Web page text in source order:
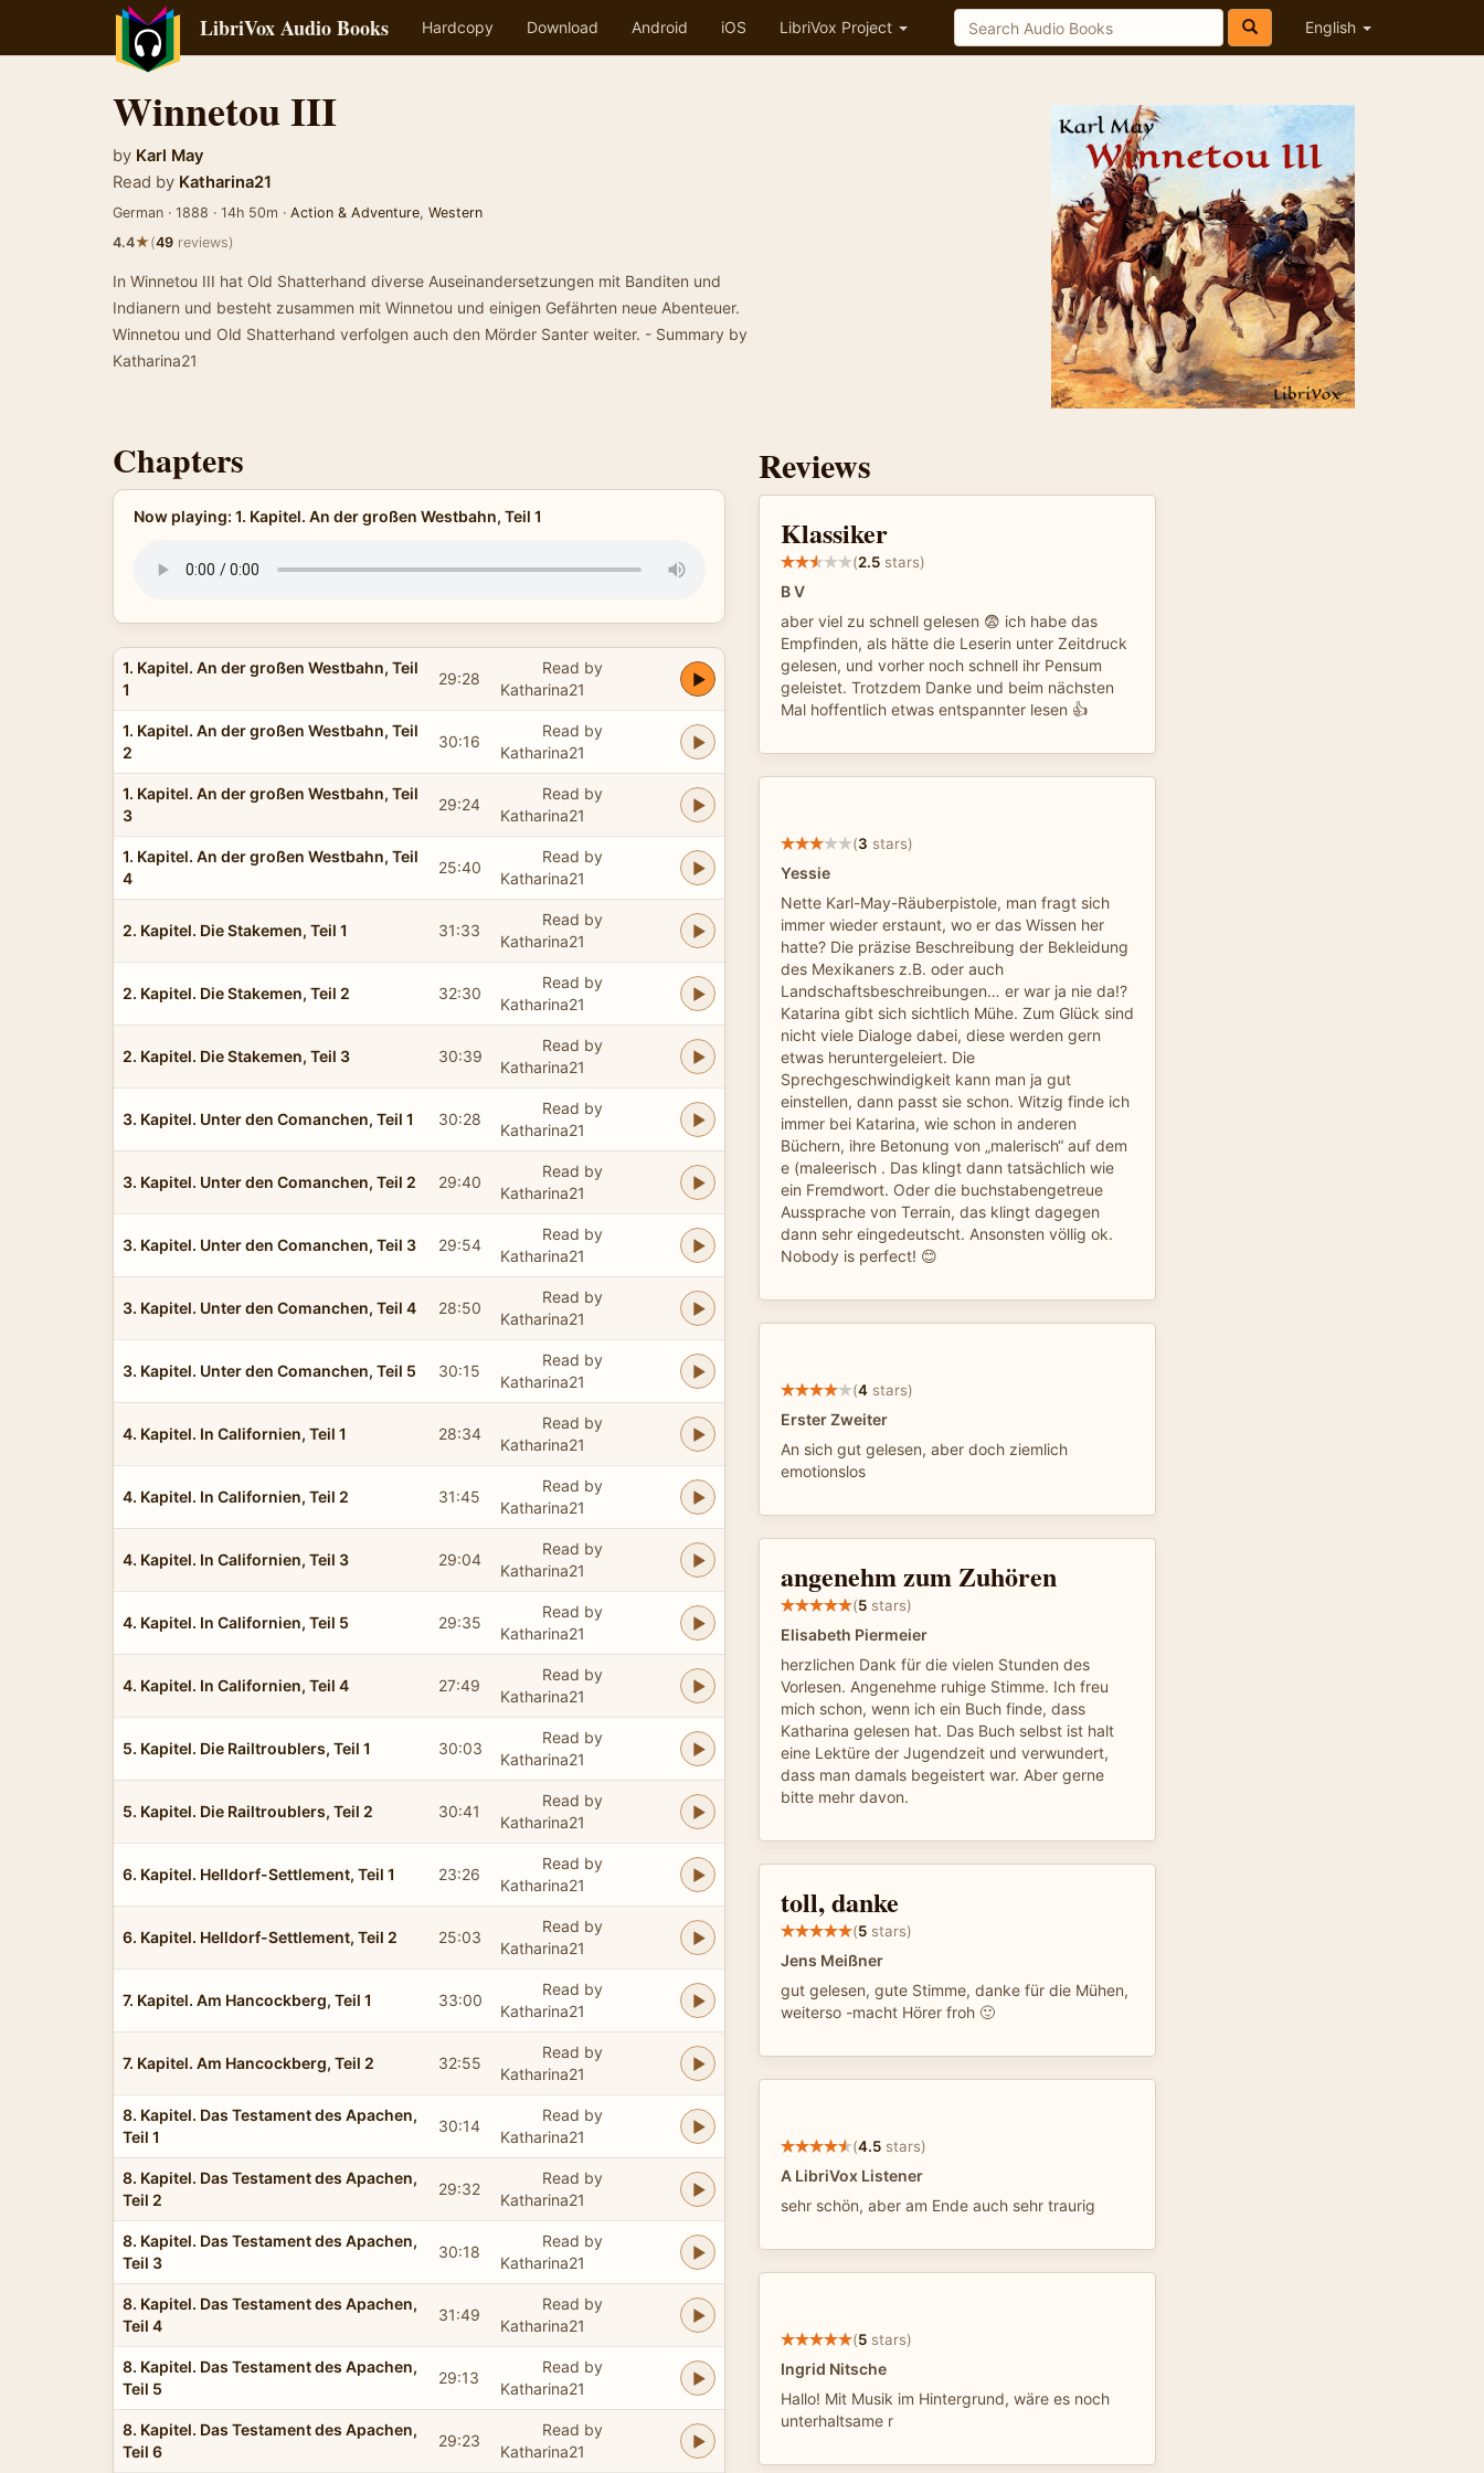
LibriVox Audio Books Hardcopy Download Android iOS LibriVox Project English
Winnetou III
by Karl May
Read by Katharina21
German · 1888 · 14h 50m · Action & Adventure, Western
4.4★(49 reviews)
In Winnetou III hat Old Shatterhand diverse Auseinandersetzungen mit Banditen und
Indianern und besteht zusammen mit Winnetou und einigen Gefährten neue Abenteuer.
Winnetou und Old Shatterhand verfolgen auch den Mörder Santer weiter. - Summary by
Katharina21
Chapters
Now playing: 1. Kapitel. An der großen Westbahn, Teil 1
1. Kapitel. An der großen Westbahn, Teil
1
29:28
Read by
Katharina21
1. Kapitel. An der großen Westbahn, Teil
2
30:16
Read by
Katharina21
1. Kapitel. An der großen Westbahn, Teil
3
29:24
Read by
Katharina21
1. Kapitel. An der großen Westbahn, Teil
4
25:40
Read by
Katharina21
2. Kapitel. Die Stakemen, Teil 1 31:33
Read by
Katharina21
2. Kapitel. Die Stakemen, Teil 2 32:30
Read by
Katharina21
2. Kapitel. Die Stakemen, Teil 3 30:39
Read by
Katharina21
3. Kapitel. Unter den Comanchen, Teil 1 30:28
Read by
Katharina21
3. Kapitel. Unter den Comanchen, Teil 2 29:40
Read by
Katharina21
3. Kapitel. Unter den Comanchen, Teil 3 29:54
Read by
Katharina21
3. Kapitel. Unter den Comanchen, Teil 4 28:50
Read by
Katharina21
3. Kapitel. Unter den Comanchen, Teil 5 30:15
Read by
Katharina21
4. Kapitel. In Californien, Teil 1 28:34
Read by
Katharina21
4. Kapitel. In Californien, Teil 2 31:45
Read by
Katharina21
4. Kapitel. In Californien, Teil 3 29:04
Read by
Katharina21
4. Kapitel. In Californien, Teil 5 29:35
Read by
Katharina21
4. Kapitel. In Californien, Teil 4 27:49
Read by
Katharina21
5. Kapitel. Die Railtroublers, Teil 1 30:03
Read by
Katharina21
5. Kapitel. Die Railtroublers, Teil 2 30:41
Read by
Katharina21
6. Kapitel. Helldorf-Settlement, Teil 1 23:26
Read by
Katharina21
6. Kapitel. Helldorf-Settlement, Teil 2 25:03
Read by
Katharina21
7. Kapitel. Am Hancockberg, Teil 1 33:00
Read by
Katharina21
7. Kapitel. Am Hancockberg, Teil 2 32:55
Read by
Katharina21
8. Kapitel. Das Testament des Apachen,
Teil 1
30:14
Read by
Katharina21
8. Kapitel. Das Testament des Apachen,
Teil 2
29:32
Read by
Katharina21
8. Kapitel. Das Testament des Apachen,
Teil 3
30:18
Read by
Katharina21
8. Kapitel. Das Testament des Apachen,
Teil 4
31:49
Read by
Katharina21
8. Kapitel. Das Testament des Apachen,
Teil 5
29:13
Read by
Katharina21
8. Kapitel. Das Testament des Apachen,
Teil 6
29:23
Read by
Katharina21
Reviews
Klassiker
(2.5 stars)
B V
aber viel zu schnell gelesen 😨 ich habe das
Empfinden, als hätte die Leserin unter Zeitdruck
gelesen, und vorher noch schnell ihr Pensum
geleistet. Trotzdem Danke und beim nächsten
Mal hoffentlich etwas entspannter lesen 👍
(3 stars)
Yessie
Nette Karl-May-Räuberpistole, man fragt sich
immer wieder erstaunt, wo er das Wissen her
hatte? Die präzise Beschreibung der Bekleidung
des Mexikaners z.B. oder auch
Landschaftsbeschreibungen… er war ja nie da!?
Katarina gibt sich sichtlich Mühe. Zum Glück sind
nicht viele Dialoge dabei, diese werden gern
etwas heruntergeleiert. Die
Sprechgeschwindigkeit kann man ja gut
einstellen, dann passt sie schon. Witzig finde ich
immer bei Katarina, wie schon in anderen
Büchern, ihre Betonung von „malerisch“ auf dem
e (maleerisch . Das klingt dann tatsächlich wie
ein Fremdwort. Oder die buchstabengetreue
Aussprache von Terrain, das klingt dagegen
dann sehr eingedeutscht. Ansonsten völlig ok.
Nobody is perfect! 😊
(4 stars)
Erster Zweiter
An sich gut gelesen, aber doch ziemlich
emotionslos
angenehm zum Zuhören
(5 stars)
Elisabeth Piermeier
herzlichen Dank für die vielen Stunden des
Vorlesen. Angenehme ruhige Stimme. Ich freu
mich schon, wenn ich ein Buch finde, dass
Katharina gelesen hat. Das Buch selbst ist halt
eine Lektüre der Jugendzeit und verwundert,
dass man damals begeistert war. Aber gerne
bitte mehr davon.
toll, danke
(5 stars)
Jens Meißner
gut gelesen, gute Stimme, danke für die Mühen,
weiterso -macht Hörer froh 🙂
(4.5 stars)
A LibriVox Listener
sehr schön, aber am Ende auch sehr traurig
(5 stars)
Ingrid Nitsche
Hallo! Mit Musik im Hintergrund, wäre es noch
unterhaltsame r